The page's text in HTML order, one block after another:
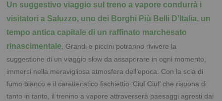
Un suggestivo viaggio sul treno a vapore condurrà i
visitatori a Saluzzo, uno dei Borghi Più Belli D’Italia, un
tempo antica capitale di un raffinato marchesato
rinascimentale. Grandi e piccini potranno rivivere la
suggestione di un viaggio slow da assaporare in ogni momento,
immersi nella meravigliosa atmosfera dell’epoca. Con la scia di
fumo bianco e il caratteristico fischiettio ‘Ciuf Ciuf’ che risuona di
tanto in tanto, il trenino a vapore attraverserà paesaggi agresti dai